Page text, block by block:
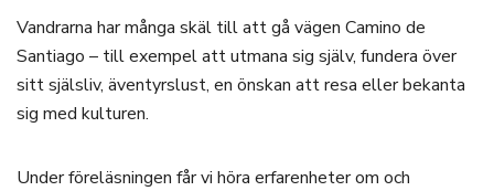
Vandrarna har många skäl till att gå vägen Camino de
Santiago – till exempel att utmana sig själv, fundera över
sitt själsliv, äventyrslust, en önskan att resa eller bekanta
sig med kulturen.
Under föreläsningen får vi höra erfarenheter om och